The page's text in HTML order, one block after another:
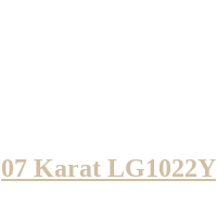
Karat LG1022Y